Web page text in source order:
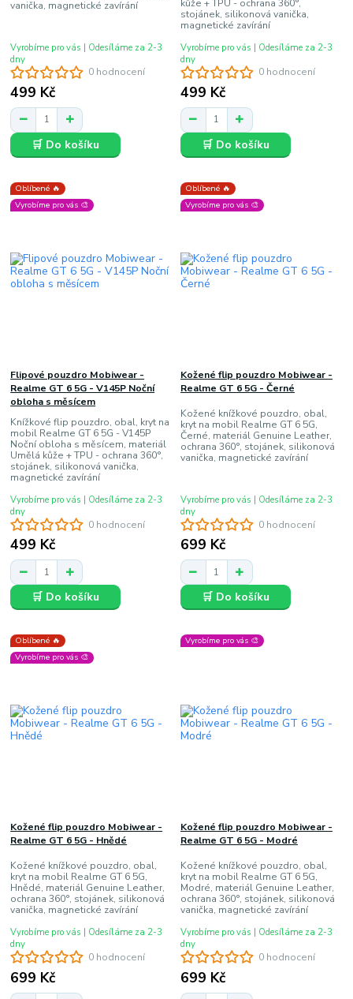
0 hodnocení
vanička, magnetické zavírání
499 Kč
Vyrobíme pro vás | Odesíláme za 2-3
dny
🛒 Do košíku
0 hodnocení
kůže + TPU - ochrana 360°,
stojánek, silikonová vanička,
magnetické zavírání
499 Kč
Vyrobíme pro vás | Odesíláme za 2-3
dny
🛒 Do košíku
Oblíbené 🔥
Vyrobíme pro vás 🎨
0 hodnocení
Flipové pouzdro Mobiwear -
Realme GT 6 5G - V145P Noční
obloha s měsícem
Knížkové flip pouzdro, obal, kryt na
mobil Realme GT 6 5G - V145P
Noční obloha s měsícem, materiál
Umělá kůže + TPU - ochrana 360°,
stojánek, silikonová vanička,
magnetické zavírání
499 Kč
Vyrobíme pro vás | Odesíláme za 2-3
dny
🛒 Do košíku
Oblíbené 🔥
Vyrobíme pro vás 🎨
0 hodnocení
Kožené flip pouzdro Mobiwear -
Realme GT 6 5G - Černé
Kožené knížkové pouzdro, obal,
kryt na mobil Realme GT 6 5G,
Černé, materiál Genuine Leather,
ochrana 360°, stojánek, silikonová
vanička, magnetické zavírání
699 Kč
Vyrobíme pro vás | Odesíláme za 2-3
dny
🛒 Do košíku
Oblíbené 🔥
Vyrobíme pro vás 🎨
0 hodnocení
Kožené flip pouzdro Mobiwear -
Realme GT 6 5G - Hnědé
Kožené knížkové pouzdro, obal,
kryt na mobil Realme GT 6 5G,
Hnědé, materiál Genuine Leather,
ochrana 360°, stojánek, silikonová
vanička, magnetické zavírání
699 Kč
Vyrobíme pro vás | Odesíláme za 2-3
dny
Vyrobíme pro vás 🎨
0 hodnocení
Kožené flip pouzdro Mobiwear -
Realme GT 6 5G - Modré
Kožené knížkové pouzdro, obal,
kryt na mobil Realme GT 6 5G,
Modré, materiál Genuine Leather,
ochrana 360°, stojánek, silikonová
vanička, magnetické zavírání
699 Kč
Vyrobíme pro vás | Odesíláme za 2-3
dny